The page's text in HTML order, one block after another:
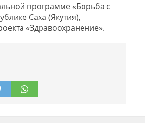
программе «Борьба с
Саха (Якутия),
«Здравоохранение».